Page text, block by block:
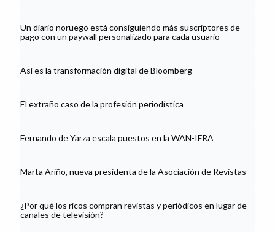
Un diario noruego está consiguiendo más suscriptores de
pago con un paywall personalizado para cada usuario
Así es la transformación digital de Bloomberg
El extraño caso de la profesión periodística
Fernando de Yarza escala puestos en la WAN-IFRA
Marta Ariño, nueva presidenta de la Asociación de Revistas
¿Por qué los ricos compran revistas y periódicos en lugar de
canales de televisión?